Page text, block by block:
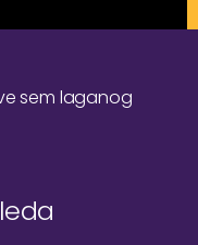
sem laganog